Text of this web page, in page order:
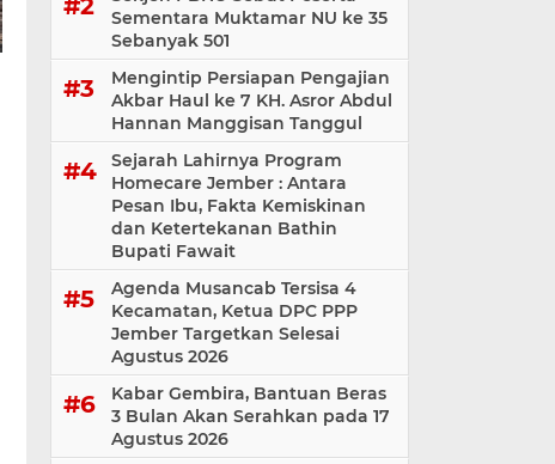
Sementara Muktamar NU ke 35
Sebanyak 501
Mengintip Persiapan Pengajian
Akbar Haul ke 7 KH. Asror Abdul
Hannan Manggisan Tanggul
Sejarah Lahirnya Program
Homecare Jember : Antara
Pesan Ibu, Fakta Kemiskinan
dan Ketertekanan Bathin
Bupati Fawait
Agenda Musancab Tersisa 4
Kecamatan, Ketua DPC PPP
Jember Targetkan Selesai
Agustus 2026
Kabar Gembira, Bantuan Beras
3 Bulan Akan Serahkan pada 17
Agustus 2026